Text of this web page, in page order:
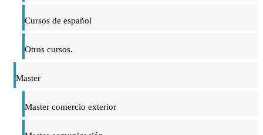
Cursos de español
Otros cursos.
Master
Master comercio exterior